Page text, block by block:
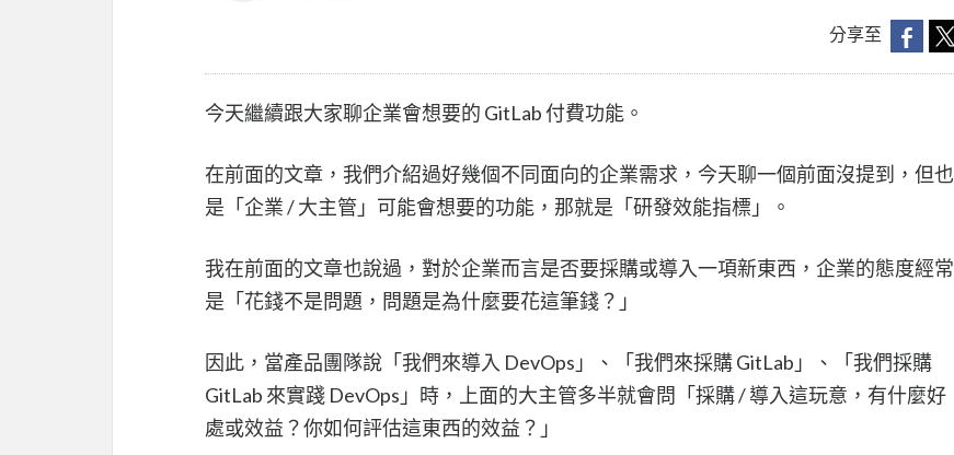
分享至
今天繼續跟大家聊企業會想要的 GitLab 付費功能。
在前面的文章，我們介紹過好幾個不同面向的企業需求，今天聊一個前面沒提到，但也
是「企業 / 大主管」可能會想要的功能，那就是「研發效能指標」。
我在前面的文章也說過，對於企業而言是否要採購或導入一項新東西，企業的態度經常
是「花錢不是問題，問題是為什麼要花這筆錢？」
因此，當產品團隊說「我們來導入 DevOps」、「我們來採購 GitLab」、「我們採購
GitLab 來實踐 DevOps」時，上面的大主管多半就會問「採購 / 導入這玩意，有什麼好
處或效益？你如何評估這東西的效益？」